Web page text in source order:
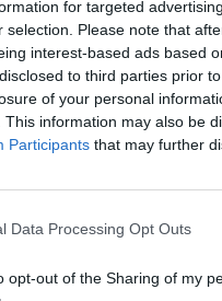
for targeted
selection. Please note that
interest-based ads based
to third parties prior
of your personal
This information may also be
Participants that may further
Data Processing Opt Outs
opt-out of the Sharing of my
brød og hyggesnak i
er torsdag den 5.
i Uggerby Gl. Skole/
16.15-17.00.
tilmelding. Skriv til